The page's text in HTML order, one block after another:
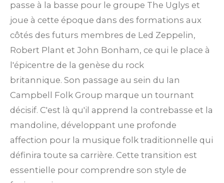
passe à la basse pour le groupe The Uglys et
joue à cette époque dans des formations aux
côtés des futurs membres de Led Zeppelin,
Robert Plant et John Bonham, ce qui le place à
l'épicentre de la genèse du rock
britannique. Son passage au sein du Ian
Campbell Folk Group marque un tournant
décisif. C'est là qu'il apprend la contrebasse et la
mandoline, développant une profonde
affection pour la musique folk traditionnelle qui
définira toute sa carrière. Cette transition est
essentielle pour comprendre son style de